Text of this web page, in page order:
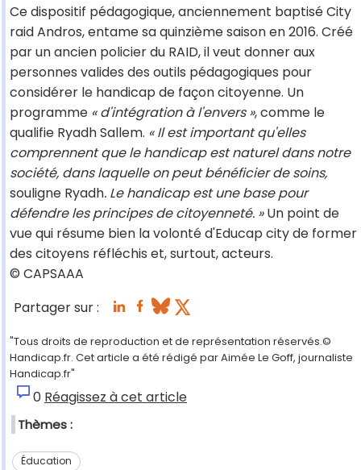
Ce dispositif pédagogique, anciennement baptisé City
raid Andros, entame sa quinzième saison en 2016. Créé
par un ancien policier du RAID, il veut donner aux
personnes valides des outils pédagogiques pour
considérer le handicap de façon citoyenne. Un
programme « d'intégration à l'envers », comme le
qualifie Ryadh Sallem. « Il est important qu'elles
comprennent que le handicap est naturel dans notre
société, dans laquelle on peut bénéficier de soins,
souligne Ryadh. Le handicap est une base pour
défendre les principes de citoyenneté. »Un point de
vue qui résume bien la volonté d'Educap city de former
des citoyens réfléchis et, surtout, acteurs.
© CAPSAAA
Partager sur :
"Tous droits de reproduction et de représentation réservés.©
Handicap.fr. Cet article a été rédigé par Aimée Le Goff, journaliste
Handicap.fr"
0 Réagissez à cet article
Thèmes :
Éducation